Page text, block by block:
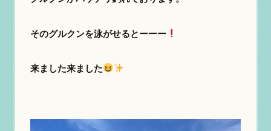
そのグルクンを泳がせるとーーー
来ました来ました